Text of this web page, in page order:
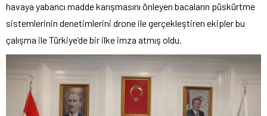
havaya yabancı madde karışmasını önleyen bacaların püskürtme
sistemlerinin denetimlerini drone ile gerçekleştiren ekipler bu
çalışma ile Türkiye’de bir ilke imza atmış oldu.